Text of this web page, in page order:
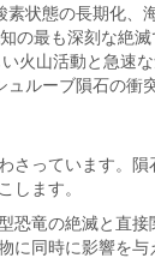
素状態の長期化、
の最も深刻な絶
火山活動と急速
ュルーブ隕石の衝
さっています。
します。
恐竜の絶滅と直
に同時に影響を与